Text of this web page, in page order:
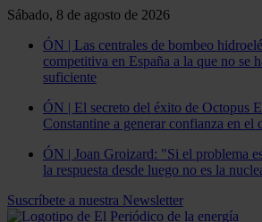
Sábado, 8 de agosto de 2026
ÓN | Las centrales de bombeo
competitiva en España a la que no se
suficiente
ÓN | El secreto del éxito de Octopus
Constantine a generar confianza en el
ÓN | Joan Groizard: "Si el problema
la respuesta desde luego no es la
Suscríbete a nuestra Newsletter